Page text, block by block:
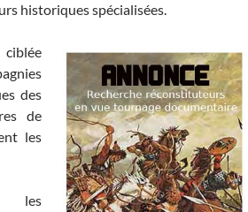
historiques spécialisées.
des
de
les
les